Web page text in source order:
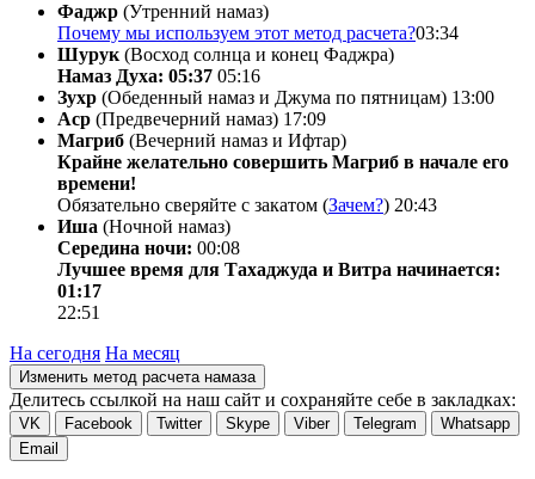
Фаджр (Утренний намаз)
Почему мы используем этот метод расчета?03:34
Шурук (Восход солнца и конец Фаджра)
Намаз Духа: 05:37 05:16
Зухр (Обеденный намаз и Джума по пятницам) 13:00
Аср (Предвечерний намаз) 17:09
Магриб (Вечерний намаз и Ифтар)
Крайне желательно совершить Магриб в начале его
времени!
Обязательно сверяйте с закатом (Зачем?) 20:43
Иша (Ночной намаз)
Середина ночи: 00:08
Лучшее время для Тахаджуда и Витра начинается:
01:17
22:51
На сегодня На месяц
Изменить метод расчета намаза
Делитесь ссылкой на наш сайт и сохраняйте себе в закладках:
VK Facebook Twitter Skype Viber Telegram
Whatsapp
Email